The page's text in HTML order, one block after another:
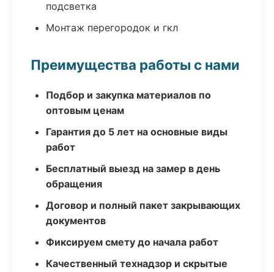
подсветка
Монтаж перегородок и гкл
Преимущества работы с нами
Подбор и закупка материалов по
оптовым ценам
Гарантия до 5 лет на основные виды
работ
Бесплатный выезд на замер в день
обращения
Договор и полный пакет закрывающих
документов
Фиксируем смету до начала работ
Качественный технадзор и скрытые